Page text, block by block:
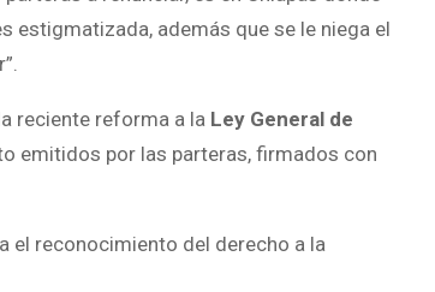
estigmatizada, además que se le niega el
reciente reforma a la Ley General de
emitidos por las parteras, firmados con
el reconocimiento del derecho a la